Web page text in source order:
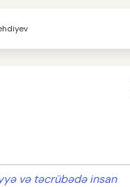
və təcrübədə insan